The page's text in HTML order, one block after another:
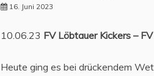
16. Juni 2023
10.06.23 FV Löbtauer Kickers –
Heute ging es bei drückendem